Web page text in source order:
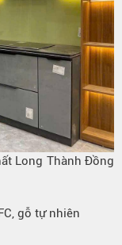
Long Thành Đồng
gỗ tự nhiên